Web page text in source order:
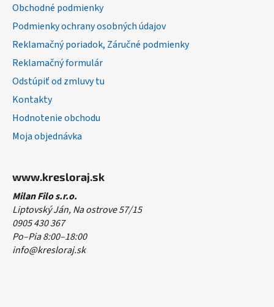
Obchodné podmienky
Podmienky ochrany osobných údajov
Reklamačný poriadok, Záručné podmienky
Reklamačný formulár
Odstúpiť od zmluvy tu
Kontakty
Hodnotenie obchodu
Moja objednávka
www.kresloraj.sk
Milan Filo s.r.o.
Liptovský Ján, Na ostrove 57/15
0905 430 367
Po–Pia 8:00–18:00
info@kresloraj.sk